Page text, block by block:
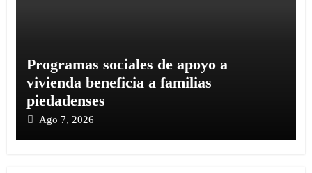
Programas sociales de apoyo a
vivienda beneficia a familias
piedadenses
Ago 7, 2026